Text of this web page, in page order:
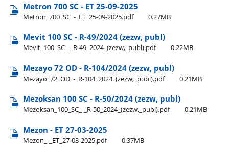
Metron 700 SC - ET 25-09-2025
Metron​_700​_SC​_-​_ET​_25-09-2025.pdf 0.27MB
Mevit 100 SC - R-49/2024 (zezw, publ)
Mevit​_100​_SC​_-​_R-49​_2024​_(zezw,​_publ).pdf 0.22MB
Mezayo 72 OD - R-104/2024 (zezw, publ)
Mezayo​_72​_OD​_-​_R-104​_2024​_(zezw,​_publ).pdf 0.21MB
Mezoksan 100 SC - R-50/2024 (zezw, publ)
Mezoksan​_100​_SC​_-​_R-50​_2024​_(zezw,​_publ).pdf 0.21MB
Mezon - ET 27-03-2025
Mezon​_-​_ET​_27-03-2025.pdf 0.37MB